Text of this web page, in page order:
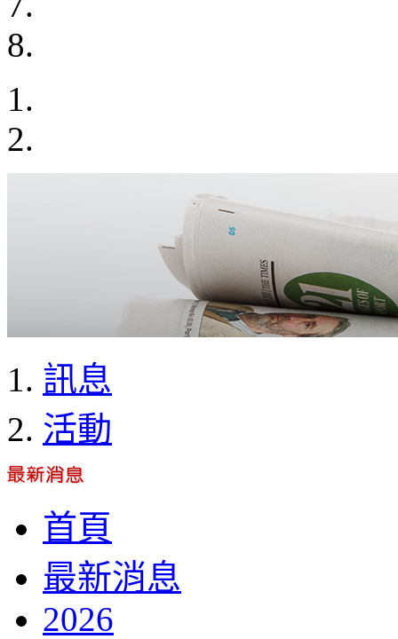
訊息
活動
首頁
最新消息
2026